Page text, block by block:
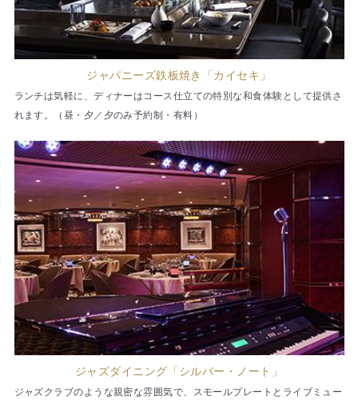
ジャパニーズ鉄板焼き「カイセキ」
ランチは気軽に、ディナーはコース仕立ての特別な和食体験として提供さ
れます。（昼・夕／夕のみ予約制・有料）
ジャズダイニング「シルバー・ノート」
ジャズクラブのような親密な雰囲気で、スモールプレートとライブミュー